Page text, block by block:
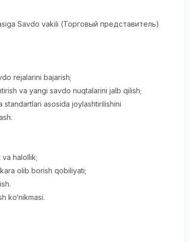
Savdo vakili (Торговый представитель)
rejalarini bajarish;
va yangi savdo nuqtalarini jalb qilish;
standartlari asosida joylashtirilishini
va halollik;
olib borish qobiliyati;
ko‘nikmasi.